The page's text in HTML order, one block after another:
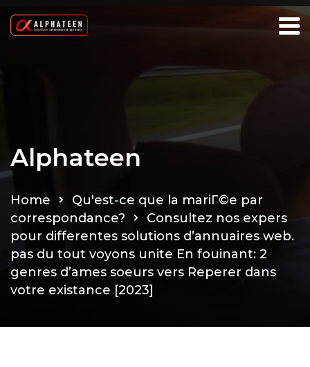
Alphateen
Home
Qu'est-ce que la mariГ©e par
correspondance?
Consultez nos expers
pour differentes solutions d’annuaires web.
pas du tout voyons unite En fouinant: 2
genres d’ames soeurs vers Reperer dans
votre existance [2023]